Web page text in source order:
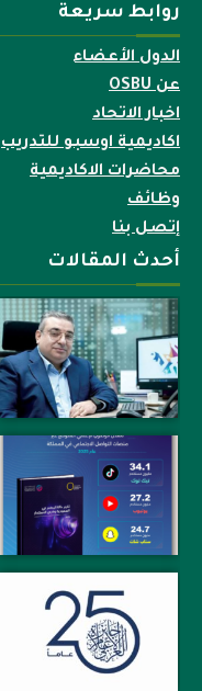
روابط سريعة
الدول الأعضاء
عن OSBU
اخبار الاتحاد
اكاديمية اوسبو للتدريب
محاضرات الاكاديمية
وظائف
إتصل بنا
أحدث المقالات